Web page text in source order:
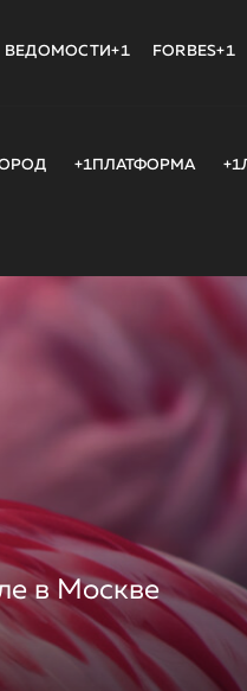
ВЕДОМОСТИ+1 FORBES+1
+1ПЛАТФОРМА
в Москве